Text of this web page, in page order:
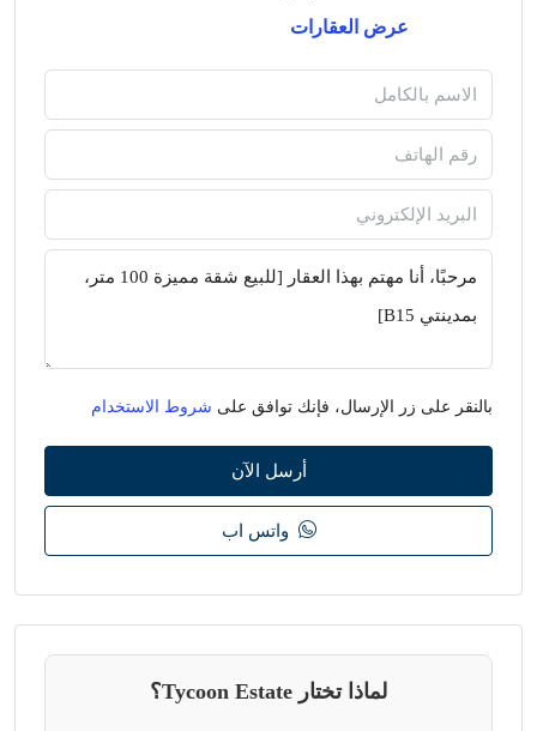
عرض العقارات
بالنقر على زر الإرسال، فإنك توافق على شروط الاستخدام
أرسل الآن
واتس اب
لماذا تختار Tycoon Estate؟